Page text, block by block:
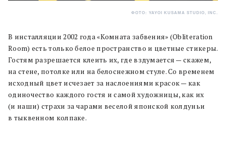
ФОТО: YAYOI KUSAMA STUDIO, INC.
В инсталляции 2002 года «Комната забвения» (Obliteration
Room) есть только белое пространство и цветные стикеры.
Гостям разрешается клеить их, где вздумается — скажем,
на стене, потолке или на белоснежном стуле. Со временем
исходный цвет исчезает за наслоениями красок — как
одиночество каждого гостя и самой художницы, как их
(и наши) страхи за чарами веселой японской колдуньи
в тыквенном колпаке.